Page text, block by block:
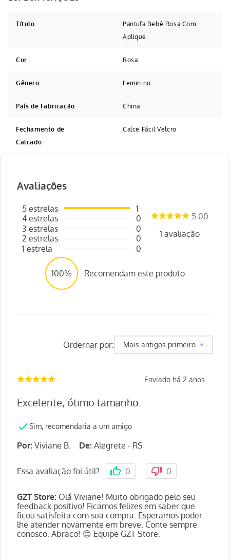
Título
Pantufa Bebê Rosa Com
Aplique
Cor Rosa
Gênero Feminino
País de Fabricação China
Fechamento de
Calçado
Calce Fácil Velcro
Avaliações
5 estrelas
4 estrelas
3 estrelas
2 estrelas
1 estrela
1
0
0
0
0
5.00
1 avaliação
100% Recomendam este produto
Ordernar por: Mais antigos primeiro
Enviado há 2 anos
Excelente, ótimo tamanho.
Sim, recomendaria a um amigo
Por: Viviane B. De: Alegrete - RS
Essa avaliação foi útil? 0 0
GZT Store: Olá Viviane! Muito obrigado pelo seu
feedback positivo! Ficamos felizes em saber que
ficou satisfeita com sua compra. Esperamos poder
lhe atender novamente em breve. Conte sempre
conosco. Abraço! 😊 Equipe GZT Store.